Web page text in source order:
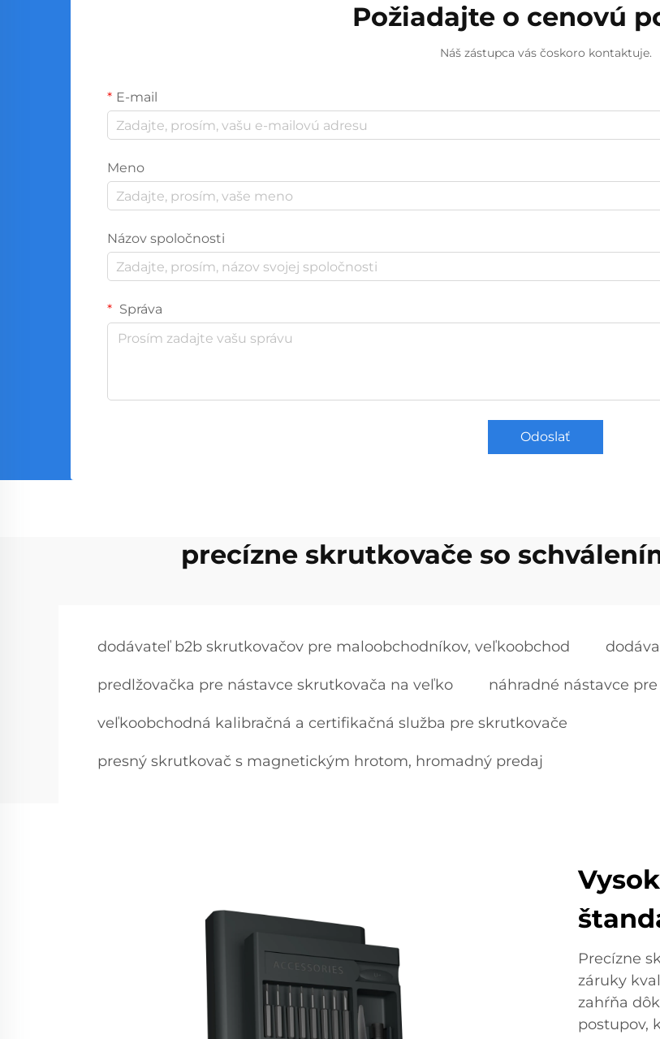
Požiadajte o cenovú
Náš zástupca vás čoskoro kontaktuje.
E-mail
Meno
Názov spoločnosti
Správa
Odoslať
precízne skrutkovače so
dodávateľ b2b skrutkovačov pre maloobchodníkov, veľkoobchod
predlžovačka pre nástavce skrutkovača na veľko náhradné nástavce
veľkoobchodná kalibračná a certifikačná služba pre skrutkovače
presný skrutkovač s magnetickým hrotom, hromadný predaj
Precízne
záruky
zahŕňa
postupov,